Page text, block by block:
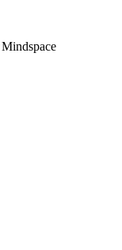
Mindspace